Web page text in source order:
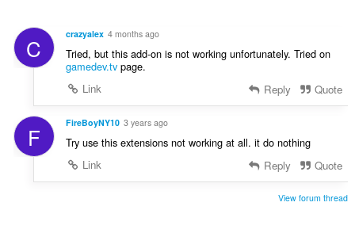
:ή
ε
ω
:
C crazyalex 4 months ago
Tried, but this add-on is not working unfortunately. Tried on
gamedev.tvpage.
Link
Reply Quote
F FireBoyNY10 3 years ago
Try use this extensions not working at all. it do nothing
Link
Reply Quote
View forum thread